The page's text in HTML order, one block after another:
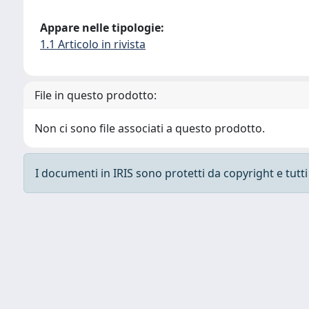
Appare nelle tipologie:
1.1 Articolo in rivista
File in questo prodotto:
Non ci sono file associati a questo prodotto.
I documenti in IRIS sono protetti da copyright e